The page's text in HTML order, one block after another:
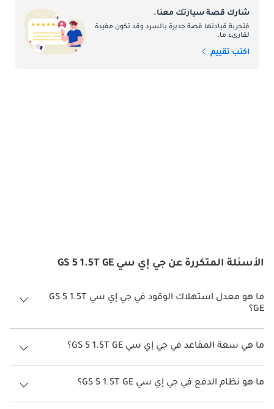
شارك قصة سيارتك معنا.
فتجربة قيادتها قصة جديرة بالسرد وقد تكون مفيدة
لقارىء ما.
اكتب تقييم
الأسئلة المتكررة عن جي إي سي GS 5 1.5T GE
ما هو معدل استهلاك الوقود في جي إي سي GS 5 1.5T
GE؟
يبلغ معدل استهلاك الوقود المقترح من الشركة المصنعة لسيارة جي إي
سي GS 5 2026 من 14.3 كم/ليتر.
ما هي سعة المقاعد في جي إي سي GS 5 1.5T GE؟
تتسع جي إي سي GS 5 1.5T GE لأ 5 أشخاص.
ما هو نظام الدفع في جي إي سي GS 5 1.5T GE؟
نظام الدفع في جي إي سي GS 5 Front Wheel Drive 1.5T GE.